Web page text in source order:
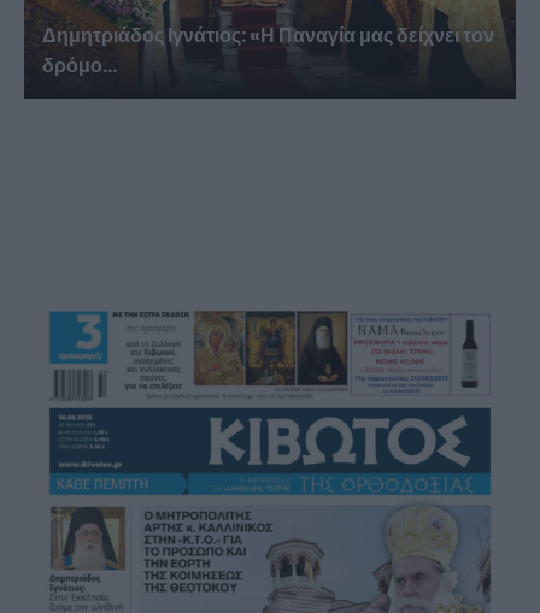
Δημητριάδος Ιγνάτιος: «Η Παναγία μας δείχνει τον
δρόμο...